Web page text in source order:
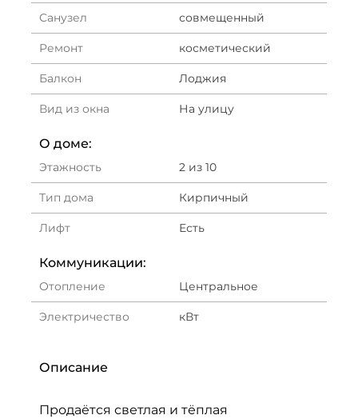
Санузел совмещенный
Ремонт косметический
Балкон Лоджия
Вид из окна На улицу
О доме:
Этажность 2 из 10
Тип дома Кирпичный
Лифт Есть
Коммуникации:
Отопление Центральное
Электричество кВт
Описание
Продаётся светлая и тёплая